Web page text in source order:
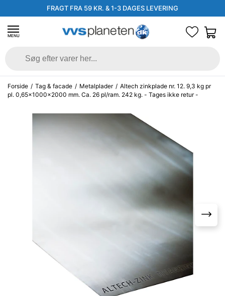
FRAGT FRA 59 KR. & 1-3 DAGES LEVERING
MENU
Forside / Tag & facade / Metalplader / Altech zinkplade nr. 12. 9,3 kg pr
pl. 0,65x1000x2000 mm. Ca. 26 pl/ram. 242 kg. - Tages ikke retur -